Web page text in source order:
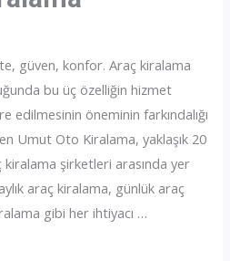
güven, konfor. Araç kiralama
bu üç özelliğin hizmet
edilmesinin öneminin farkındalığı
Umut Oto Kiralama, yaklaşık 20
kiralama şirketleri arasında yer
araç kiralama, günlük araç
gibi her ihtiyacı …